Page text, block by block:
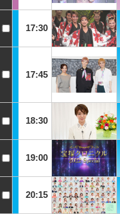
17:30
17:45
18:30
19:00
20:15